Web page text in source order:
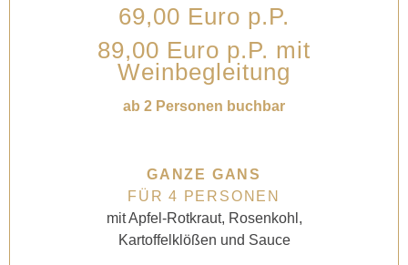
69,00 Euro p.P.
89,00 Euro p.P. mit
Weinbegleitung
ab 2 Personen buchbar
GANZE GANS
FÜR 4 PERSONEN
mit Apfel-Rotkraut, Rosenkohl,
Kartoffelklößen und Sauce